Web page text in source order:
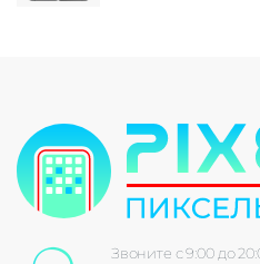
Звоните с 9:00 до